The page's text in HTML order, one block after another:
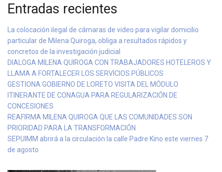
Entradas recientes
La colocación ilegal de cámaras de video para vigilar domicilio
particular de Milena Quiroga, obliga a resultados rápidos y
concretos de la investigación judicial
DIALOGA MILENA QUIROGA CON TRABAJADORES HOTELEROS Y
LLAMA A FORTALECER LOS SERVICIOS PÚBLICOS
GESTIONA GOBIERNO DE LORETO VISITA DEL MÓDULO
ITINERANTE DE CONAGUA PARA REGULARIZACIÓN DE
CONCESIONES
REAFIRMA MILENA QUIROGA QUE LAS COMUNIDADES SON
PRIORIDAD PARA LA TRANSFORMACIÓN
SEPUIMM abrirá a la circulación la calle Padre Kino este viernes 7
de agosto